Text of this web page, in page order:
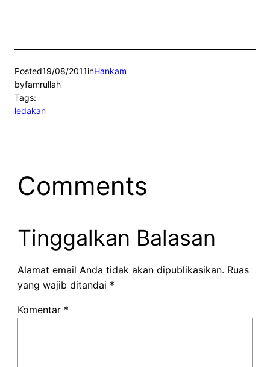
Posted19/08/2011inHankam
byfamrullah
Tags:
ledakan
Comments
Tinggalkan Balasan
Alamat email Anda tidak akan dipublikasikan. Ruas
yang wajib ditandai *
Komentar *